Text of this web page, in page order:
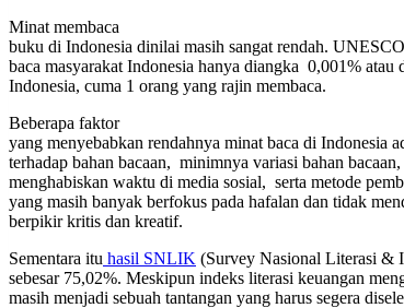
Minat membaca
buku di Indonesia dinilai masih sangat rendah.
baca masyarakat Indonesia hanya diangka 0,001% atau
Indonesia, cuma 1 orang yang rajin membaca.
Beberapa faktor
yang menyebabkan rendahnya minat baca di Indonesia
terhadap bahan bacaan, minimnya variasi bahan
menghabiskan waktu di media sosial, serta metode
yang masih banyak berfokus pada hafalan dan tidak
berpikir kritis dan kreatif.
Sementara itu hasil SNLIK (Survey Nasional Literasi &
sebesar 75,02%. Meskipun indeks literasi keuangan
masih menjadi sebuah tantangan yang harus segera